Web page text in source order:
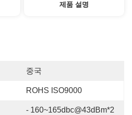
제품 설명
중국
ROHS ISO9000
- 160~165dbc@43dBm*2